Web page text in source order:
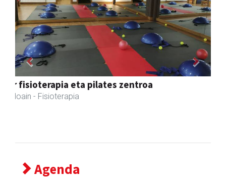
Xixori belar-denda
Andoain - Belar-denda
Previous Next
Agenda